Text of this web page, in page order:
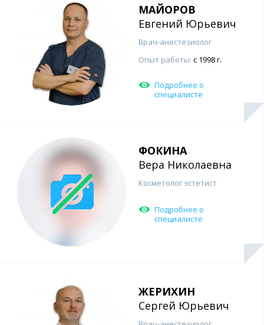
МАЙОРОВ
Евгений Юрьевич
Врач-анестезиолог
Опыт работы: с 1998 г.
Подробнее о
специалисте
ФОКИНА
Вера Николаевна
Косметолог эстетист
Подробнее о
специалисте
ЖЕРИХИН
Сергей Юрьевич